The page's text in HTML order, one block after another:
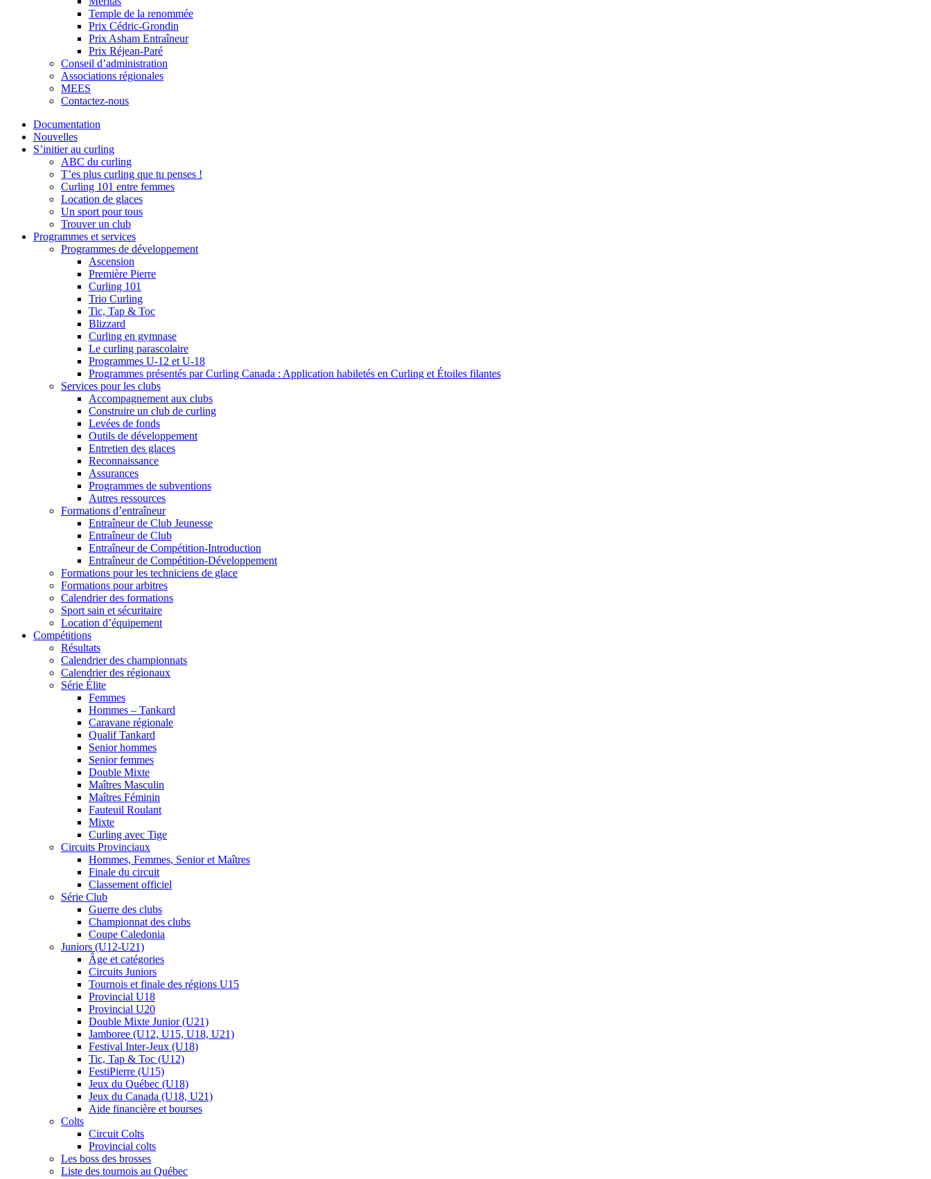
Temple de la renommée
Prix Cédric-Grondin
Prix Asham Entraîneur
Prix Réjean-Paré
Conseil d’administration
Associations régionales
MEES
Contactez-nous
Documentation
Nouvelles
S’initier au curling
ABC du curling
T’es plus curling que tu penses !
Curling 101 entre femmes
Location de glaces
Un sport pour tous
Trouver un club
Programmes et services
Programmes de développement
Ascension
Première Pierre
Curling 101
Trio Curling
Tic, Tap & Toc
Blizzard
Curling en gymnase
Le curling parascolaire
Programmes U-12 et U-18
Programmes présentés par Curling Canada : Application habiletés en Curling et Étoiles filantes
Services pour les clubs
Accompagnement aux clubs
Construire un club de curling
Levées de fonds
Outils de développement
Entretien des glaces
Reconnaissance
Assurances
Programmes de subventions
Autres ressources
Formations d’entraîneur
Entraîneur de Club Jeunesse
Entraîneur de Club
Entraîneur de Compétition-Introduction
Entraîneur de Compétition-Développement
Formations pour les techniciens de glace
Formations pour arbitres
Calendrier des formations
Sport sain et sécuritaire
Location d’équipement
Compétitions
Résultats
Calendrier des championnats
Calendrier des régionaux
Série Élite
Femmes
Hommes – Tankard
Caravane régionale
Qualif Tankard
Senior hommes
Senior femmes
Double Mixte
Maîtres Masculin
Maîtres Féminin
Fauteuil Roulant
Mixte
Curling avec Tige
Circuits Provinciaux
Hommes, Femmes, Senior et Maîtres
Finale du circuit
Classement officiel
Série Club
Guerre des clubs
Championnat des clubs
Coupe Caledonia
Juniors (U12-U21)
Âge et catégories
Circuits Juniors
Tournois et finale des régions U15
Provincial U18
Provincial U20
Double Mixte Junior (U21)
Jamboree (U12, U15, U18, U21)
Festival Inter-Jeux (U18)
Tic, Tap & Toc (U12)
FestiPierre (U15)
Jeux du Québec (U18)
Jeux du Canada (U18, U21)
Aide financière et bourses
Colts
Circuit Colts
Provincial colts
Les boss des brosses
Liste des tournois au Québec